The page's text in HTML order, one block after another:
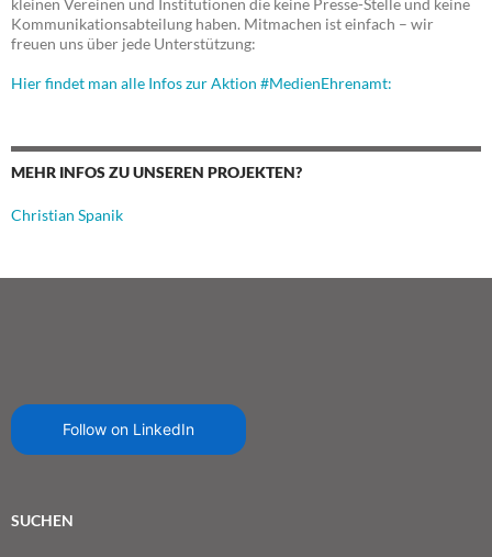
Kommunikationsabteilung haben. Mitmachen ist einfach – wir
freuen uns über jede Unterstützung:
Hier findet man alle Infos zur Aktion #MedienEhrenamt:
MEHR INFOS ZU UNSEREN PROJEKTEN?
Christian Spanik
Follow on LinkedIn
SUCHEN